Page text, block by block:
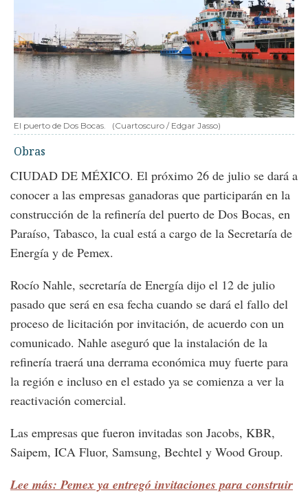
El puerto de Dos Bocas. (Cuartoscuro / Edgar Jasso)
Obras
CIUDAD DE MÉXICO. El próximo 26 de julio se dará a
conocer a las empresas ganadoras que participarán en la
construcción de la refinería del puerto de Dos Bocas, en
Paraíso, Tabasco, la cual está a cargo de la Secretaría de
Energía y de Pemex.
Rocío Nahle, secretaría de Energía dijo el 12 de julio
pasado que será en esa fecha cuando se dará el fallo del
proceso de licitación por invitación, de acuerdo con un
comunicado. Nahle aseguró que la instalación de la
refinería traerá una derrama económica muy fuerte para
la región e incluso en el estado ya se comienza a ver la
reactivación comercial.
Las empresas que fueron invitadas son Jacobs, KBR,
Saipem, ICA Fluor, Samsung, Bechtel y Wood Group.
Lee más: Pemex ya entregó invitaciones para construir